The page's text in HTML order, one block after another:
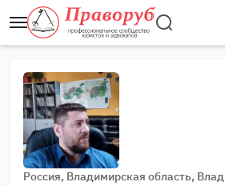
Россия, Владимирская область,